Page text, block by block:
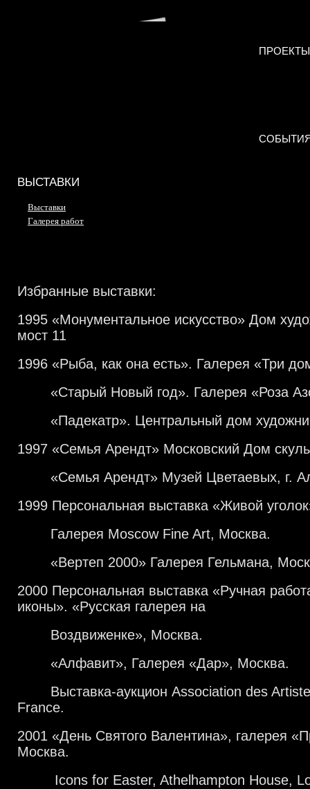
ПРОЕКТЫ
ВЫСТАВКИ
Выставки
Галерея работ
Избранные выставки:
1995 «Монументальное искусство» Дом
мост 11
1996 «Рыба, как она есть». Галерея «Три
«Старый Новый год». Галерея «Роза
«Падекатр». Центральный дом
1997 «Семья Арендт» Московский Дом
«Семья Арендт» Музей Цветаевых, г.
1999 Персональная выставка «Живой
Галерея Moscow Fine Art, Москва.
«Вертеп 2000» Галерея Гельмана,
2000 Персональная выставка «Ручная
иконы». «Русская галерея на
Воздвиженке», Москва.
«Алфавит», Галерея «Дар», Москва.
Выставка-аукцион Association des
France.
2001 «День Святого Валентина», галерея
Москва.
Icons for Easter, Athelhampton House,